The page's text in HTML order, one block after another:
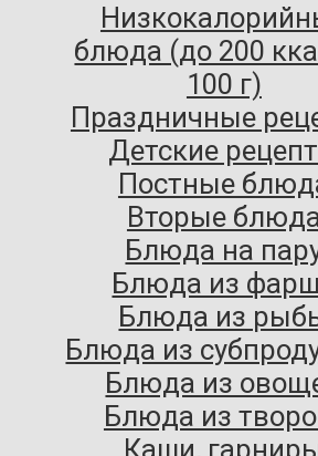
блюда (до 200
100 г)
Праздничные
Детские
Постные
Вторые
Блюда на
Блюда из
Блюда из
Блюда из
Блюда из
Блюда из